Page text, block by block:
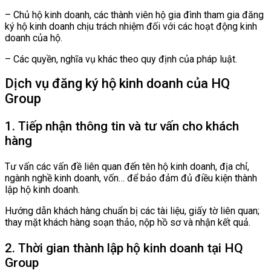
– Chủ hộ kinh doanh, các thành viên hộ gia đình tham gia đăng
ký hộ kinh doanh chịu trách nhiệm đối với các hoạt động kinh
doanh của hộ.
– Các quyền, nghĩa vụ khác theo quy định của pháp luật.
Dịch vụ đăng ký hộ kinh doanh của HQ
Group
1. Tiếp nhận thông tin và tư vấn cho khách
hàng
Tư vấn các vấn đề liên quan đến tên hộ kinh doanh, địa chỉ,
ngành nghề kinh doanh, vốn… để bảo đảm đủ điều kiện thành
lập hộ kinh doanh.
Hướng dẫn khách hàng chuẩn bị các tài liệu, giấy tờ liên quan;
thay mặt khách hàng soạn thảo, nộp hồ sơ và nhận kết quả.
2. Thời gian thành lập hộ kinh doanh tại HQ
Group